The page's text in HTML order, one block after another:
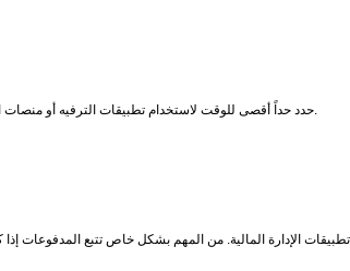
حدد حداً أقصى للوقت لاستخدام تطبيقات الترفيه أو منصات الإنترنت. ستفي الموقتات الخاصة أو ميزات تحديد وقت استخدام الشاشة على هاتفك الذكي بالغرض. سيساعد هذا النهج في تجنب الإدمان وإتاحة الوقت للاسترخاء.